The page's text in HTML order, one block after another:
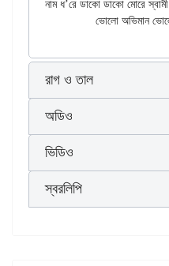
নাম ধ’রে ডাকো ডাকো মোরে স্বামী
রাগ ও তাল
অডিও
ভিডিও
স্বরলিপি